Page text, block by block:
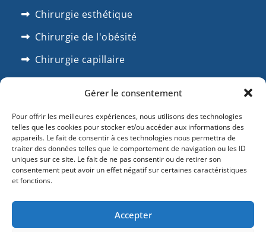
Gérer le consentement
Pour offrir les meilleures expériences, nous utilisons des technologies
telles que les cookies pour stocker et/ou accéder aux informations des
appareils. Le fait de consentir à ces technologies nous permettra de
traiter des données telles que le comportement de navigation ou les ID
uniques sur ce site. Le fait de ne pas consentir ou de retirer son
consentement peut avoir un effet négatif sur certaines caractéristiques
et fonctions.
Accepter
Chirurgie esthétique
Chirurgie de l'obésité
Chirurgie capillaire
SUIVEZ NOUS